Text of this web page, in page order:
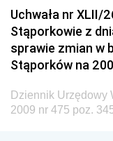
Dziennik
Krajowych i
Dziennik
Dziennik
Uchwała nr XLII/
Stąporkowie z
sprawie zmian w
Stąporków na
Dziennik Urzędowy
2009 nr 475 poz.